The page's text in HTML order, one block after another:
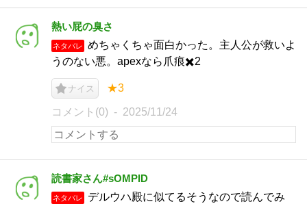
熱い屁の臭さ
ネタバレ
めちゃくちゃ面白かった。主人公が救いよ
うのない悪。apexなら爪痕✖️2
ナイス ★3
コメント(0) 2025/11/24
読書家さん#sOMPID
ネタバレ デルウハ殿に似てるそうなので読んでみ